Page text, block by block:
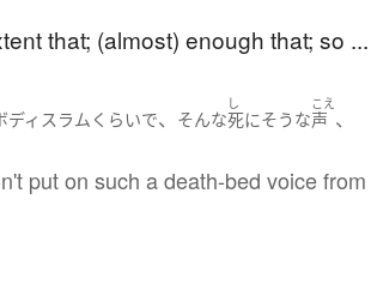
that; (almost) enough that; so ...
ディスラム くらいで、 そんな
し
死にそうな
こえ
声 、
put on such a death-bed voice from